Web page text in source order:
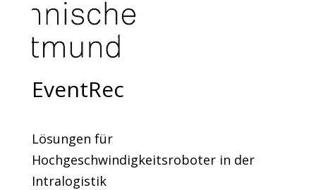
EventRec
Lösungen für
Hochgeschwindigkeitsroboter in der
Intralogistik